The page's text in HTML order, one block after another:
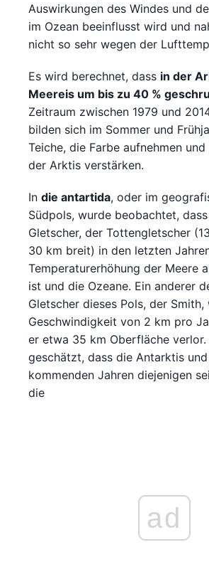
Auswirkungen des Windes und
im Ozean beeinflusst wird und
nicht so sehr wegen der
Es wird berechnet, dass in der
Meereis um bis zu 40 %
Zeitraum zwischen 1979 und
bilden sich im Sommer und
Teiche, die Farbe aufnehmen
der Arktis verstärken.
In die antartida, oder im
Südpols, wurde beobachtet,
Gletscher, der Tottengletscher
30 km breit) in den letzten
Temperaturerhöhung der Meere
ist und die Ozeane. Ein anderer
Gletscher dieses Pols, der
Geschwindigkeit von 2 km pro
er etwa 35 km Oberfläche verlor.
geschätzt, dass die Antarktis
kommenden Jahren diejenigen
die
ad